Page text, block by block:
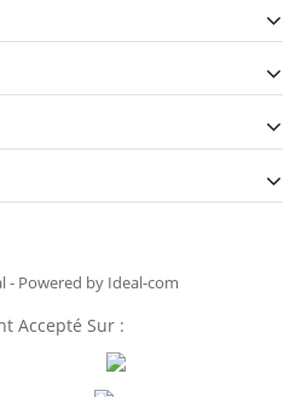
- Powered by Ideal-com
Accepté Sur :